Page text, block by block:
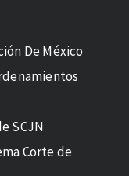
De México
SCJN
Corte de